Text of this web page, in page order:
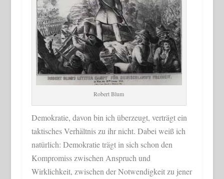
Robert Blum
Demokratie, davon bin ich überzeugt, verträgt ein
taktisches Verhältnis zu ihr nicht. Dabei weiß ich
natürlich: Demokratie trägt in sich schon den
Kompromiss zwischen Anspruch und
Wirklichkeit, zwischen der Notwendigkeit zu jener